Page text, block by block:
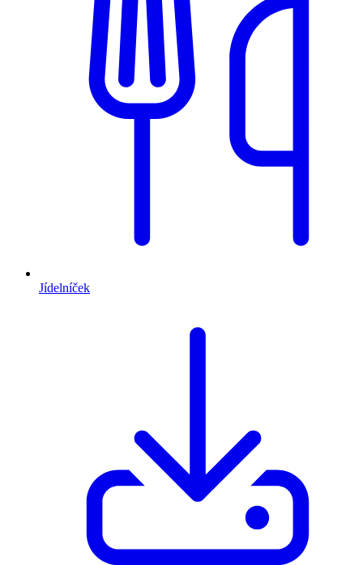
Jídelníček